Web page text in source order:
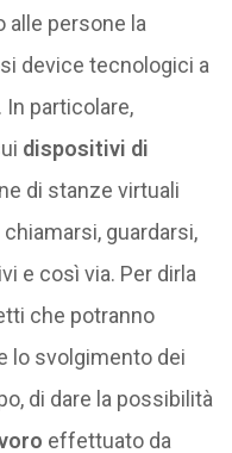
alle persone la
device tecnologici a
particolare,
dispositivi di
di stanze virtuali
guardarsi,
e così via. Per dirla
che potranno
lo svolgimento dei
di dare la possibilità
effettuato da